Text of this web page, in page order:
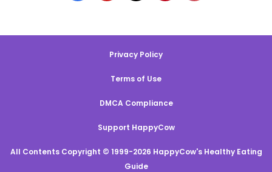
Privacy Policy
Terms of Use
DMCA Compliance
Support HappyCow
All Contents Copyright © 1999-2026 HappyCow's Healthy Eating
Guide